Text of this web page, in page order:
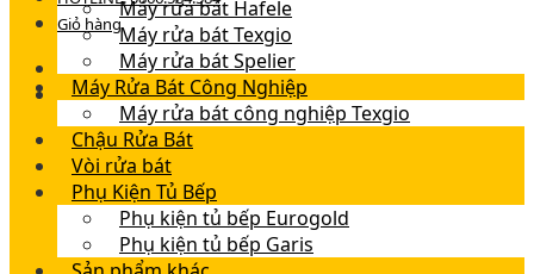
Giỏ hàng
Máy rửa bát Hafele
Máy rửa bát Texgio
Máy rửa bát Spelier
Máy Rửa Bát Công Nghiệp
Máy rửa bát công nghiệp Texgio
Chậu Rửa Bát
Vòi rửa bát
Phụ Kiện Tủ Bếp
Phụ kiện tủ bếp Eurogold
Phụ kiện tủ bếp Garis